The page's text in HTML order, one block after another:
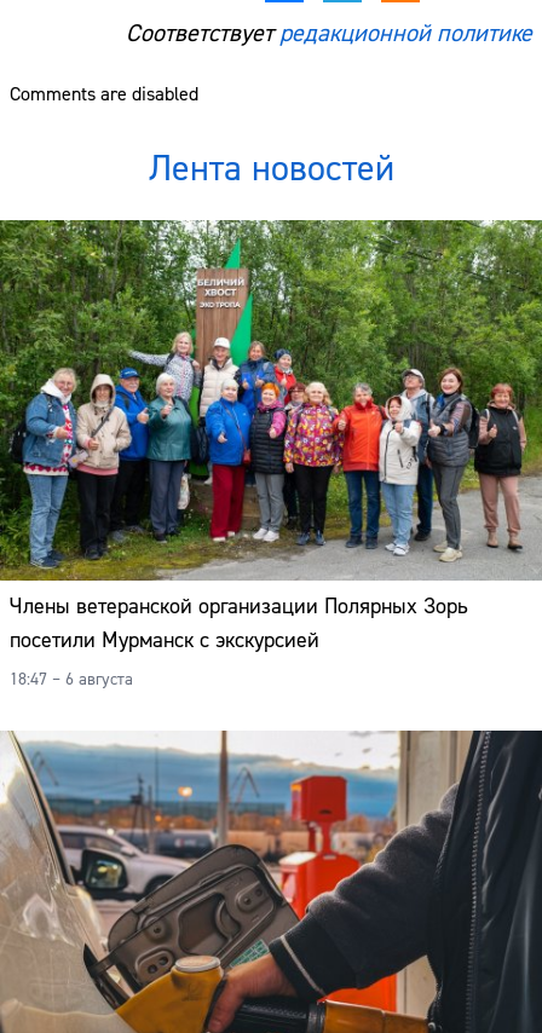
Соответствуетредакционной политике
Comments are disabled
Лента новостей
Члены ветеранской организации Полярных Зорь
посетили Мурманск с экскурсией
18:47 – 6 августа